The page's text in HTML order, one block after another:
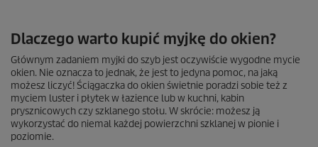
Dlaczego warto kupić myjkę do okien?
Głównym zadaniem myjki do szyb jest oczywiście wygodne mycie
okien. Nie oznacza to jednak, że jest to jedyna pomoc, na jaką
możesz liczyć! Ściągaczka do okien świetnie poradzi sobie też z
myciem luster i płytek w łazience lub w kuchni, kabin
prysznicowych czy szklanego stołu. W skrócie: możesz ją
wykorzystać do niemal każdej powierzchni szklanej w pionie i
poziomie.